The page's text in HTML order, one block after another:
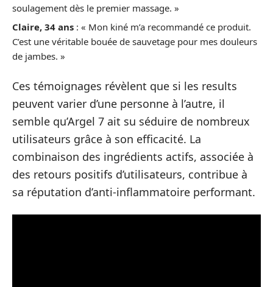
soulagement dès le premier massage. »
Claire, 34 ans : « Mon kiné m’a recommandé ce produit.
C’est une véritable bouée de sauvetage pour mes douleurs
de jambes. »
Ces témoignages révèlent que si les results
peuvent varier d’une personne à l’autre, il
semble qu’Argel 7 ait su séduire de nombreux
utilisateurs grâce à son efficacité. La
combinaison des ingrédients actifs, associée à
des retours positifs d’utilisateurs, contribue à
sa réputation d’anti-inflammatoire performant.